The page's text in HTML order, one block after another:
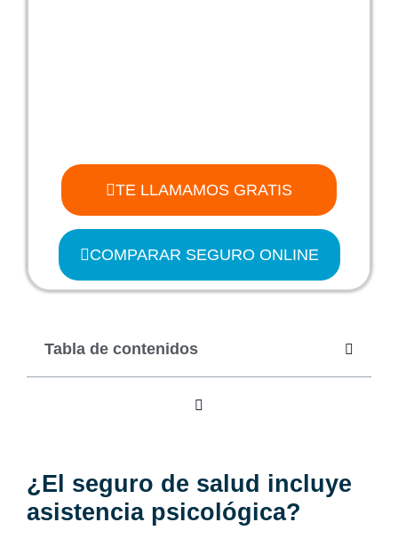
¿El seguro de salud incluye
asistencia psicológica?
TE LLAMAMOS GRATIS
COMPARAR SEGURO ONLINE
Tabla de contenidos